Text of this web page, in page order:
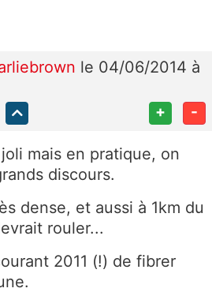
le 04/06/2014 à
+ -
mais en pratique, on
discours.
dense, et aussi à 1km du
rouler...
2011 (!) de fibrer